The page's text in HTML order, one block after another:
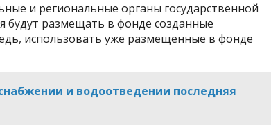
и региональные органы государственной
будут размещать в фонде созданные
использовать уже размещенные в фонде
и водоотведении последняя